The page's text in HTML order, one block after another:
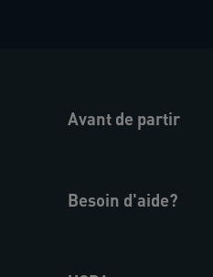
Avant de partir
Besoin d'aide?